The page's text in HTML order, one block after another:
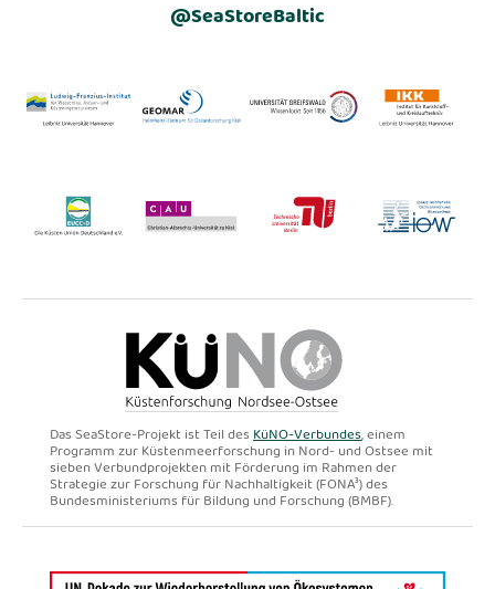
@SeaStoreBaltic
Das SeaStore-Projekt ist Teil desKüNO-Verbundes, einem
Programm zur Küstenmeerforschung in Nord- und Ostsee mit
sieben Verbundprojekten mit Förderung im Rahmen der
Strategie zur Forschung für Nachhaltigkeit (FONA³) des
Bundesministeriums für Bildung und Forschung (BMBF).